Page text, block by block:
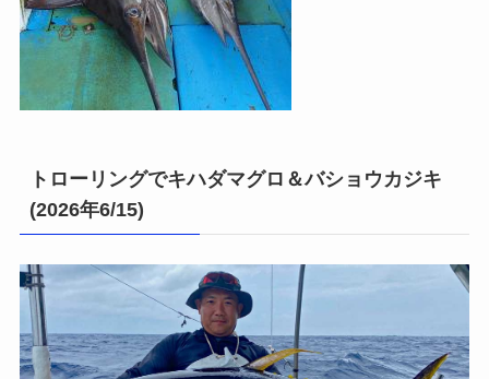
トローリングでキハダマグロ＆バショウカジキ
(2026年6/15)